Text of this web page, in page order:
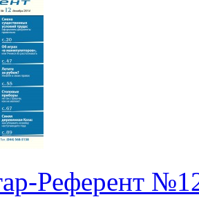
Референт